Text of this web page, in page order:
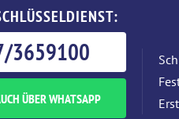
3659100
ÜBER WHATSAPP